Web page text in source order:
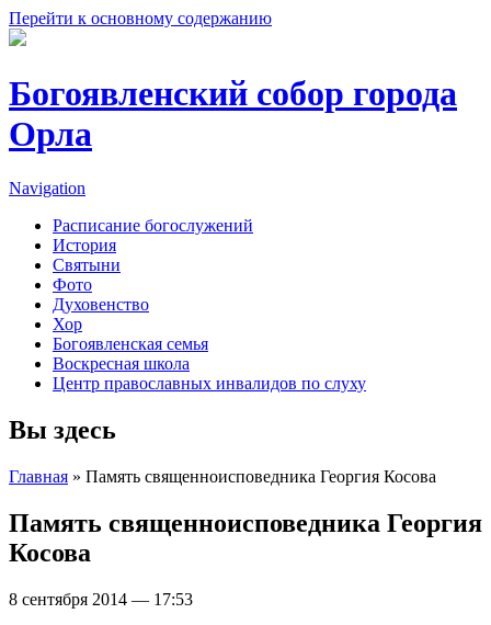
Перейти к основному содержанию
Богоявленский собор города
Орла
Navigation
Расписание богослужений
История
Святыни
Фото
Духовенство
Хор
Богоявленская семья
Воскресная школа
Центр православных инвалидов по слуху
Вы здесь
Главная » Память священноисповедника Георгия Косова
Память священноисповедника Георгия
Косова
8 сентября 2014 — 17:53